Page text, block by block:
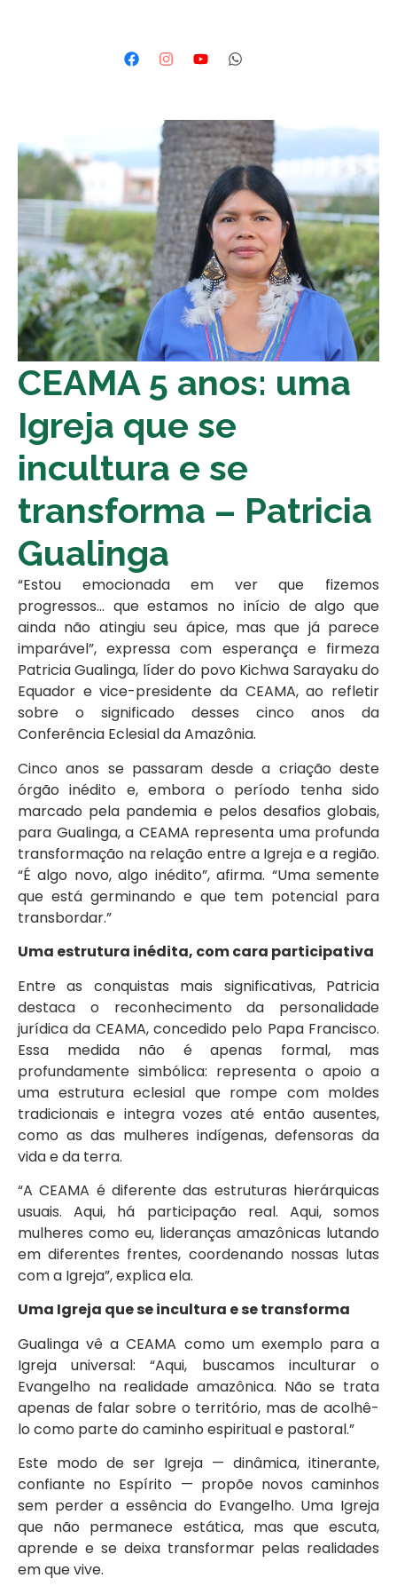
CEAMA 5 anos: uma
Igreja que se
incultura e se
transforma – Patricia
Gualinga
“Estou emocionada em ver que fizemos
progressos… que estamos no início de algo que
ainda não atingiu seu ápice, mas que já parece
imparável”, expressa com esperança e firmeza
Patricia Gualinga, líder do povo Kichwa Sarayaku do
Equador e vice-presidente da CEAMA, ao refletir
sobre o significado desses cinco anos da
Conferência Eclesial da Amazônia.
Cinco anos se passaram desde a criação deste
órgão inédito e, embora o período tenha sido
marcado pela pandemia e pelos desafios globais,
para Gualinga, a CEAMA representa uma profunda
transformação na relação entre a Igreja e a região.
“É algo novo, algo inédito”, afirma. “Uma semente
que está germinando e que tem potencial para
transbordar.”
Uma estrutura inédita, com cara participativa
Entre as conquistas mais significativas, Patricia
destaca o reconhecimento da personalidade
jurídica da CEAMA, concedido pelo Papa Francisco.
Essa medida não é apenas formal, mas
profundamente simbólica: representa o apoio a
uma estrutura eclesial que rompe com moldes
tradicionais e integra vozes até então ausentes,
como as das mulheres indígenas, defensoras da
vida e da terra.
“A CEAMA é diferente das estruturas hierárquicas
usuais. Aqui, há participação real. Aqui, somos
mulheres como eu, lideranças amazônicas lutando
em diferentes frentes, coordenando nossas lutas
com a Igreja”, explica ela.
Uma Igreja que se incultura e se transforma
Gualinga vê a CEAMA como um exemplo para a
Igreja universal: “Aqui, buscamos inculturar o
Evangelho na realidade amazônica. Não se trata
apenas de falar sobre o território, mas de acolhê-
lo como parte do caminho espiritual e pastoral.”
Este modo de ser Igreja — dinâmica, itinerante,
confiante no Espírito — propõe novos caminhos
sem perder a essência do Evangelho. Uma Igreja
que não permanece estática, mas que escuta,
aprende e se deixa transformar pelas realidades
em que vive.